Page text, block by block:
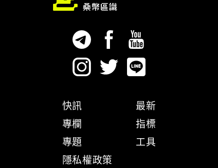
快訊
專欄
專題
隱私權政策
最新
指標
工具